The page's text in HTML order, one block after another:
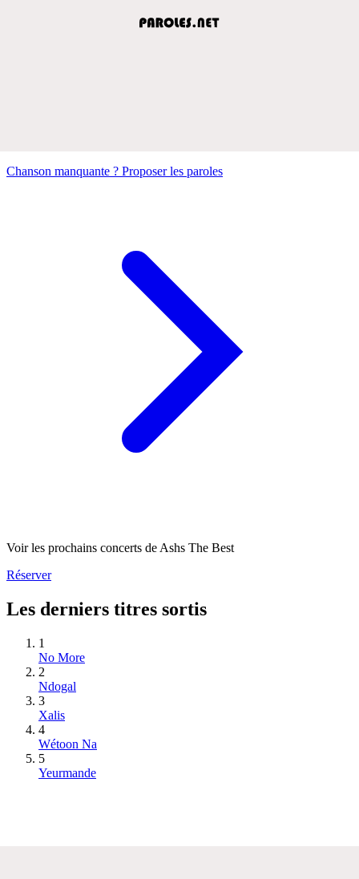
Chanson manquante ? Proposer les paroles
Voir les prochains concerts de Ashs The Best
Réserver
Les derniers titres sortis
1
No More
2
Ndogal
3
Xalis
4
Wétoon Na
5
Yeurmande